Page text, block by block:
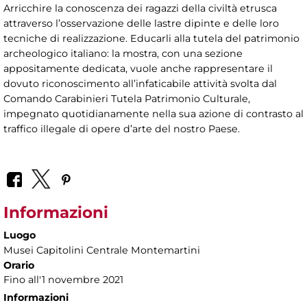
Arricchire la conoscenza dei ragazzi della civiltà etrusca
attraverso l’osservazione delle lastre dipinte e delle loro
tecniche di realizzazione. Educarli alla tutela del patrimonio
archeologico italiano: la mostra, con una sezione
appositamente dedicata, vuole anche rappresentare il
dovuto riconoscimento all’infaticabile attività svolta dal
Comando Carabinieri Tutela Patrimonio Culturale,
impegnato quotidianamente nella sua azione di contrasto al
traffico illegale di opere d’arte del nostro Paese.
Informazioni
Luogo
Musei Capitolini Centrale Montemartini
Orario
Fino all'1 novembre 2021
Informazioni